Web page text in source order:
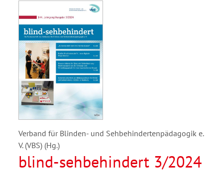
Verband für Blinden- und Sehbehindertenpädagogik e.
V. (VBS) (Hg.)
blind-sehbehindert 3/2024